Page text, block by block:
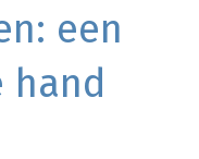
een
hand